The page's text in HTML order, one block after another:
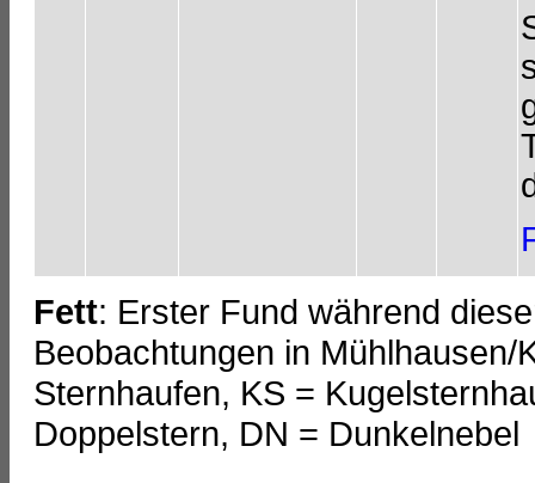
Fett: Erster Fund während
Beobachtungen in
Sternhaufen, KS =
Doppelstern, DN = Dunkelnebel